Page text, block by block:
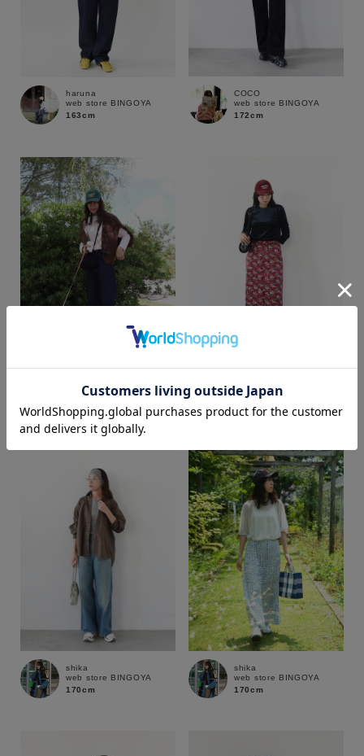
商品タイプ
通常商品 予約商品
セール価格 WEB限定
在庫あり 在庫なし含む
haruna
web store BINGOYA
163cm
COCO
web store BINGOYA
172cm
web store BINGOYA
web store BINGOYA
shika
web store BINGOYA
170cm
shika
web store BINGOYA
170cm